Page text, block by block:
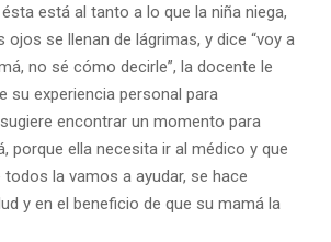
está al tanto a lo que la niña niega,
ojos se llenan de lágrimas, y dice “voy a
no sé cómo decirle”, la docente le
su experiencia personal para
encontrar un momento para
porque ella necesita ir al médico y que
la vamos a ayudar, se hace
y en el beneficio de que su mamá la